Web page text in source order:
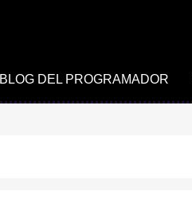
BLOG DEL PROGRAMADOR